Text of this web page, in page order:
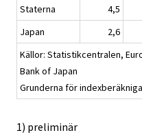
Staterna
4,5
Japan 2,6
Källor: Statistikcentralen,
Bank of Japan
Grunderna för
1) preliminär